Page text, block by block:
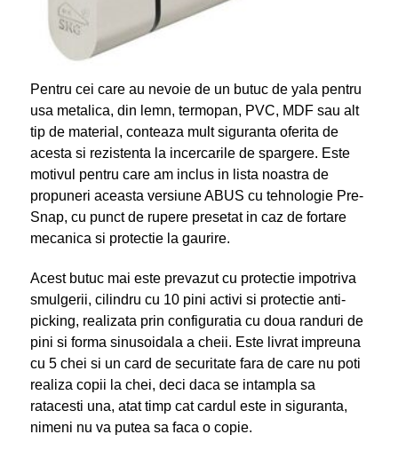
Pentru cei care au nevoie de un butuc de yala pentru
usa metalica, din lemn, termopan, PVC, MDF sau alt
tip de material, conteaza mult siguranta oferita de
acesta si rezistenta la incercarile de spargere. Este
motivul pentru care am inclus in lista noastra de
propuneri aceasta versiune ABUS cu tehnologie Pre-
Snap, cu punct de rupere presetat in caz de fortare
mecanica si protectie la gaurire.
Acest butuc mai este prevazut cu protectie impotriva
smulgerii, cilindru cu 10 pini activi si protectie anti-
picking, realizata prin configuratia cu doua randuri de
pini si forma sinusoidala a cheii. Este livrat impreuna
cu 5 chei si un card de securitate fara de care nu poti
realiza copii la chei, deci daca se intampla sa
ratacesti una, atat timp cat cardul este in siguranta,
nimeni nu va putea sa faca o copie.